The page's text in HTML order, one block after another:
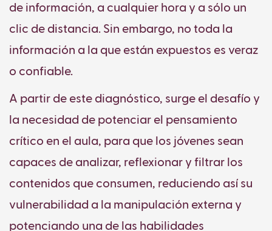
de información, a cualquier hora y a sólo un
clic de distancia. Sin embargo, no toda la
información a la que están expuestos es veraz
o confiable.
A partir de este diagnóstico, surge el desafío y
la necesidad de potenciar el pensamiento
crítico en el aula, para que los jóvenes sean
capaces de analizar, reflexionar y filtrar los
contenidos que consumen, reduciendo así su
vulnerabilidad a la manipulación externa y
potenciando una de las habilidades